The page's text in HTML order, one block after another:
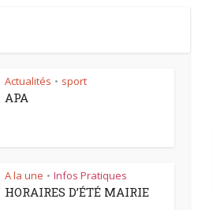
Actualités • sport
APA
A la une • Infos Pratiques
HORAIRES D’ÉTÉ MAIRIE